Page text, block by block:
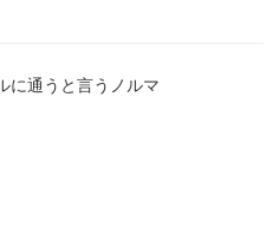
に通うと言うノルマ